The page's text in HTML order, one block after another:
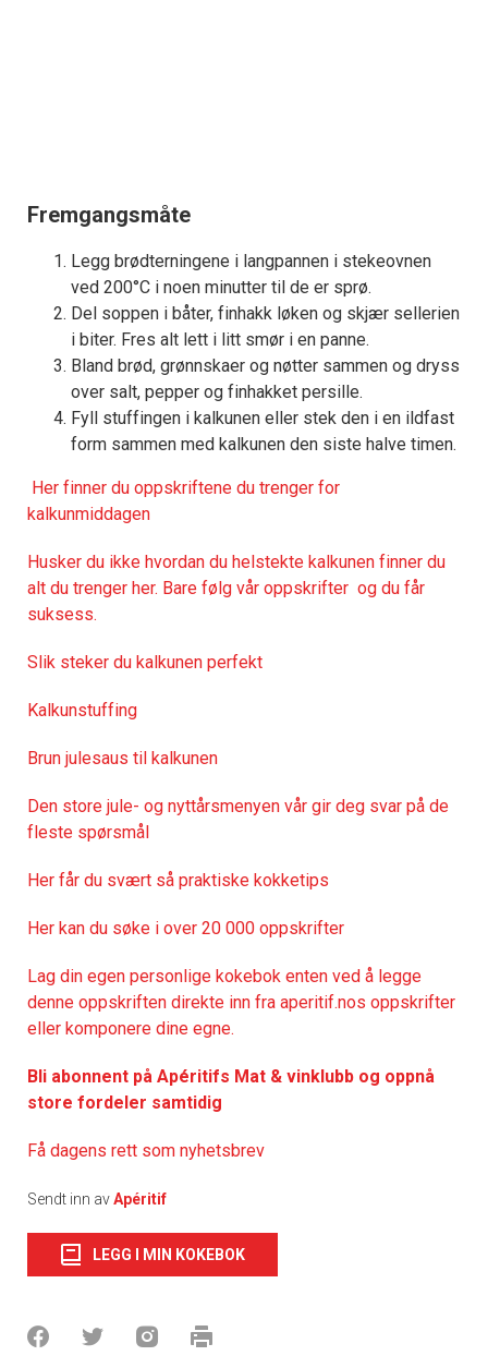
Fremgangsmåte
Legg brødterningene i langpannen i stekeovnen
ved 200°C i noen minutter til de er sprø.
Del soppen i båter, finhakk løken og skjær sellerien
i biter. Fres alt lett i litt smør i en panne.
Bland brød, grønnskaer og nøtter sammen og dryss
over salt, pepper og finhakket persille.
Fyll stuffingen i kalkunen eller stek den i en ildfast
form sammen med kalkunen den siste halve timen.
Her finner du oppskriftene du trenger for
kalkunmiddagen
Husker du ikke hvordan du helstekte kalkunen finner du
alt du trenger her. Bare følg vår oppskrifter og du får
suksess.
Slik steker du kalkunen perfekt
Kalkunstuffing
Brun julesaus til kalkunen
Den store jule- og nyttårsmenyen vår gir deg svar på de
fleste spørsmål
Her får du svært så praktiske kokketips
Her kan du søke i over 20 000 oppskrifter
Lag din egen personlige kokebok enten ved å legge
denne oppskriften direkte inn fra aperitif.nos oppskrifter
eller komponere dine egne.
Bli abonnent på Apéritifs Mat & vinklubb og oppnå
store fordeler samtidig
Få dagens rett som nyhetsbrev
Sendt inn avApéritif
LEGG I MIN KOKEBOK